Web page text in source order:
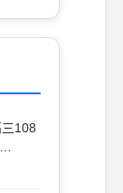
108